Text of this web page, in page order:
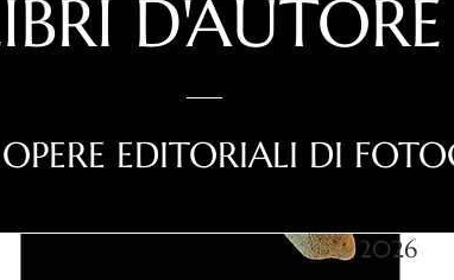
D'AUTORE
EDITORIALI DI
2026